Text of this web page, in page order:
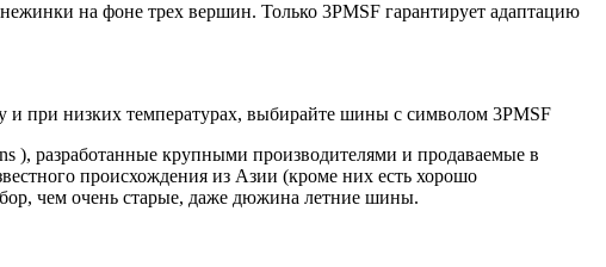
на фоне трех вершин. Только 3PMSF гарантирует адаптацию
и при низких температурах, выбирайте шины с символом 3PMSF
), разработанные крупными производителями и продаваемые в
происхождения из Азии (кроме них есть хорошо
чем очень старые, даже дюжина летние шины.